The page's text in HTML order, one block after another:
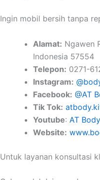
Ingin mobil bersih tanpa
Alamat: Ngawen
Indonesia 57554
Telepon: 0271-
Instagram:
Facebook: @AT
Tik Tok:
Youtube: AT
Website:
Untuk layanan konsultasi